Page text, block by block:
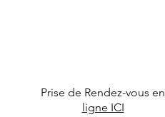
Prise de Rendez-vous en
ligne ICI